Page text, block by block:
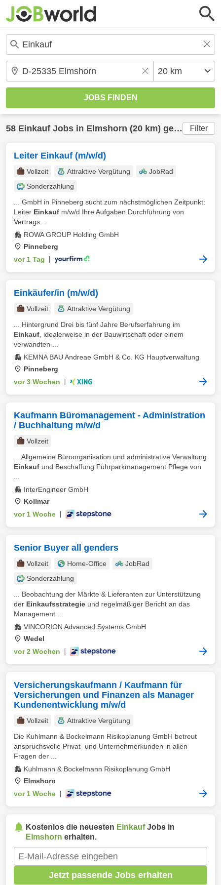
58 Einkauf Jobs in Elmshorn (20 km) gefunden Filter
Leiter Einkauf (m/w/d)
Vollzeit Attraktive Vergütung
JobRad
Sonderzahlung
... GmbH in Pinneberg sucht zum nächstmöglichen Zeitpunkt:
Leiter Einkauf m/w/d Ihre Aufgaben Durchführung von
Vertrags ...
ROWA GROUP Holding GmbH
Pinneberg
vor 1 Tag
Einkäufer/in (m/w/d)
Vollzeit
Attraktive Vergütung
... Hintergrund Drei bis fünf Jahre Berufserfahrung im
Einkauf , idealerweise in der Bauwirtschaft oder einem
verwandten ...
KEMNA BAU Andreae GmbH & Co. KG Hauptverwaltung
Pinneberg
vor 3 Wochen
Kaufmann Büromanagement - Administration
/ Buchhaltung m/w/d
Vollzeit
... Allgemeine Büroorganisation und administrative Verwaltung
Einkauf und Beschaffung Fuhrparkmanagement Pflege von
InterEngineer GmbH
Kollmar
vor 1 Woche
Senior Buyer all genders
Vollzeit Home-Office
JobRad
Sonderzahlung
... Beobachtung der Märkte & Lieferanten zur Unterstützung
der Einkaufsstrategie und regelmäßiger Bericht an das
Management ...
VINCORION Advanced Systems GmbH
Wedel
vor 2 Wochen
Versicherungskaufmann / Kaufmann für
Versicherungen und Finanzen als Manager
Kundenentwicklung m/w/d
Vollzeit
Attraktive Vergütung
Die Kuhlmann & Bockelmann Risikoplanung GmbH betreut
anspruchsvolle Privat- und Unternehmerkunden in allen
Fragen der ...
Kuhlmann & Bockelmann Risikoplanung GmbH
Elmshorn
vor 1 Woche
Kostenlos die neuesten EinkaufJobs in
Elmshorn erhalten.
Jetzt passende Jobs erhalten